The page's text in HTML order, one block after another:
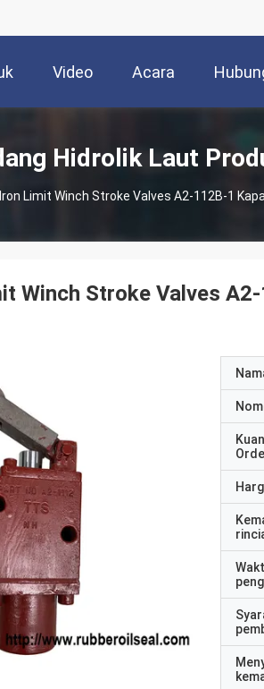
Video Acara
Hidrolik Laut
Limit Winch Stroke Valves A2-112B-1
Winch Stroke Valves